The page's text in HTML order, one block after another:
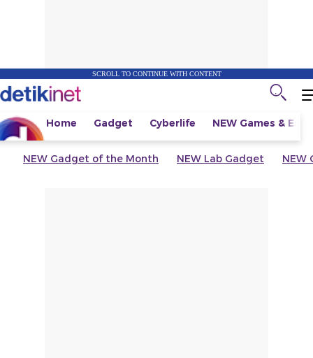
SCROLL TO CONTINUE WITH CONTENT
Home Gadget Cyberlife NEW Games &
NEW Gadget of the Month NEW Lab Gadget NEW